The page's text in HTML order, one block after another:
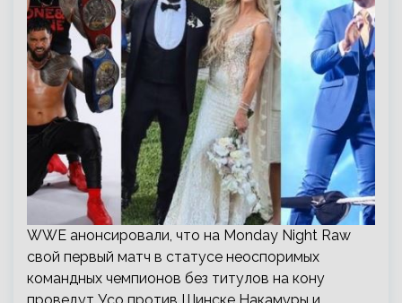
WWE анонсировали, что на Monday Night Raw
свой первый матч в статусе неоспоримых
командных чемпионов без титулов на кону